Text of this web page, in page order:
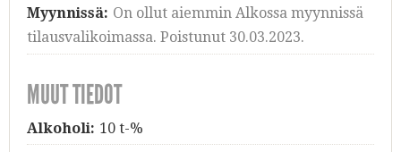
Myynnissä: On ollut aiemmin Alkossa myynnissä
tilausvalikoimassa. Poistunut 30.03.2023.
MUUT TIEDOT
Alkoholi: 10 t-%